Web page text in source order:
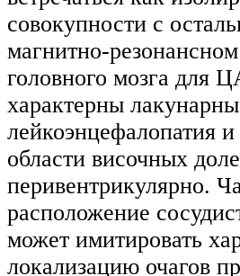
совокупности с
магнитно-
головного мозга
характерны
лейкоэнцефалопатия и
области височных
перивентрикулярно.
расположение
может имитировать
локализацию очагов